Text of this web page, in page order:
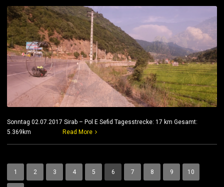
Sonntag 02.07.2017 Sirab – Pol E Sefid Tagesstrecke: 17 km Gesamt:
5.369km Read More
1 2 3 4 5 6 7 8 9 10